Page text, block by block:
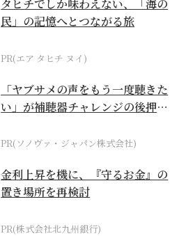
タヒチでしか味わえない、「海の
民」の記憶へとつながる旅
PR(エア タヒチ ヌイ)
「ヤブサメの声をもう一度聴きた
い」が補聴器チャレンジの後押し
PR(ソノヴァ・ジャパン株式会社)
金利上昇を機に、『守るお金』の
置き場所を再検討
PR(株式会社北九州銀行)